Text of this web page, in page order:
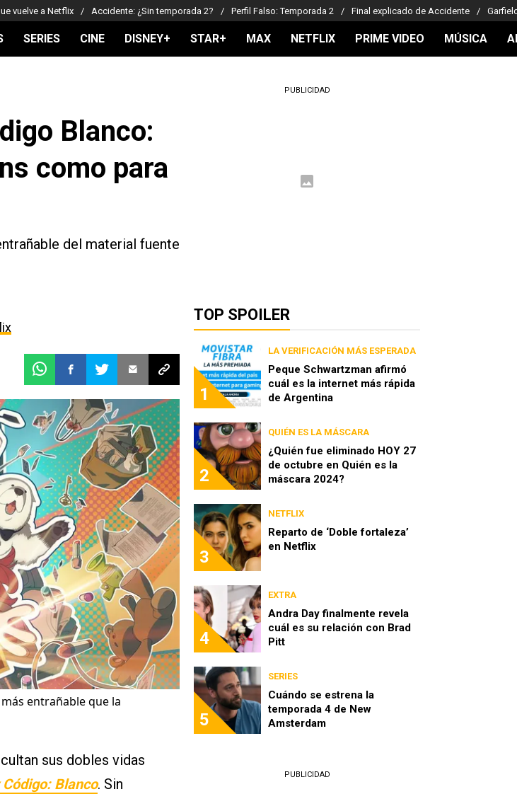
vuelve a Netflix Accidente: ¿Sin temporada 2? Perfil Falso: Temporada 2 Final explicado de Accidente
SERIES CINE DISNEY+ STAR+ MAX NETFLIX PRIME VIDEO MÚSICA
Blanco:
como para
del material fuente
entrañable que la
sus dobles vidas
Blanco. Sin
PUBLICIDAD
TOP SPOILER
1
LA VERIFICACIÓN MÁS ESPERADA
Peque Schwartzman afirmó
cuál es la internet más rápida
de Argentina
2
QUIÉN ES LA MÁSCARA
¿Quién fue eliminado HOY 27
de octubre en Quién es la
máscara 2024?
3
NETFLIX
Reparto de ‘Doble fortaleza’
en Netflix
4
EXTRA
Andra Day finalmente revela
cuál es su relación con Brad
Pitt
5
SERIES
Cuándo se estrena la
temporada 4 de New
Amsterdam
PUBLICIDAD